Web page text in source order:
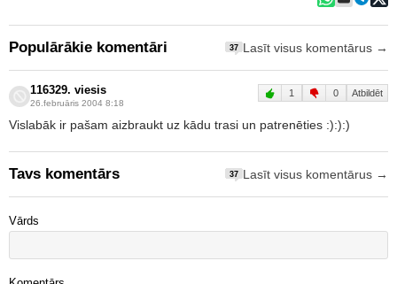
Populārākie komentāri 37 Lasīt visus komentārus →
116329. viesis
26.februāris 2004 8:18
1 0 Atbildēt
Vislabāk ir pašam aizbraukt uz kādu trasi un patrenēties :):):)
Tavs komentārs 37 Lasīt visus komentārus →
Vārds